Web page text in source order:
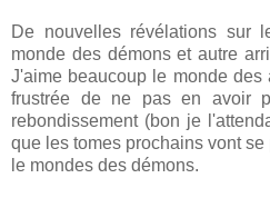
De nouvelles révélations sur
monde des démons et autre
J'aime beaucoup le monde
frustrée de ne pas en avoir
rebondissement (bon je
que les tomes prochains vont
le mondes des démons.